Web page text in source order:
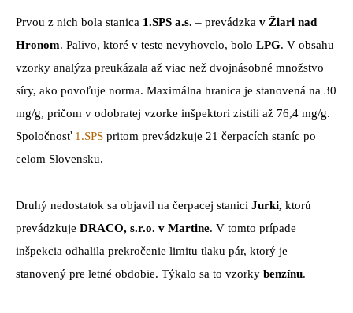
Prvou z nich bola stanica 1.SPS a.s. – prevádzka v Žiari nad
Hronom. Palivo, ktoré v teste nevyhovelo, bolo LPG. V obsahu
vzorky analýza preukázala až viac než dvojnásobné množstvo
síry, ako povoľuje norma. Maximálna hranica je stanovená na 30
mg/g, pričom v odobratej vzorke inšpektori zistili až 76,4 mg/g.
Spoločnosť 1.SPS pritom prevádzkuje 21 čerpacích staníc po
celom Slovensku.
Druhý nedostatok sa objavil na čerpacej stanici Jurki, ktorú
prevádzkuje DRACO, s.r.o. v Martine. V tomto prípade
inšpekcia odhalila prekročenie limitu tlaku pár, ktorý je
stanovený pre letné obdobie. Týkalo sa to vzorky benzínu.